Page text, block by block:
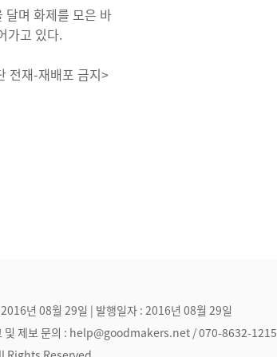
며 화제를 모은 바
가고 있다.
전재-재배포 금지>
년 08월 29일 | 발행일자 : 2016년 08월 29일
및 제보 문의 : help@goodmakers.net / 070-8632-1215